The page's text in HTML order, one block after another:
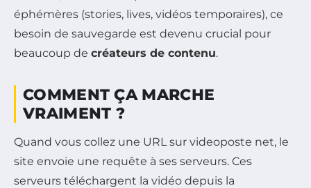
éphémères (stories, lives, vidéos temporaires), ce
besoin de sauvegarde est devenu crucial pour
beaucoup de créateurs de contenu.
COMMENT ÇA MARCHE
VRAIMENT ?
Quand vous collez une URL sur videoposte net, le
site envoie une requête à ses serveurs. Ces
serveurs téléchargent la vidéo depuis la